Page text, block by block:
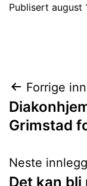
Publisert august
Forrige
Grimstad
Neste innlegg
Det kan bli